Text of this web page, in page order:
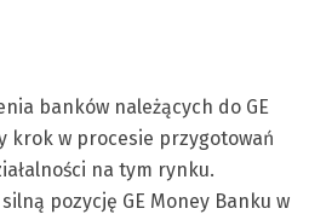
banków należących do GE
krok w procesie przygotowań
na tym rynku.
pozycję GE Money Banku w